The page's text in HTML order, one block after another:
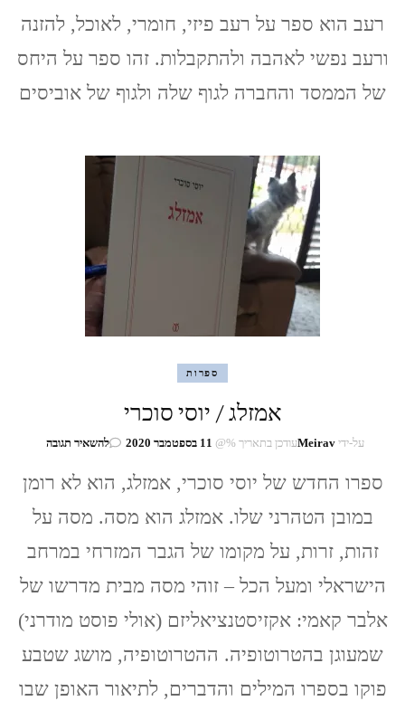
(הסיפור
הגוף
/
רעב הוא ספר על רעב פיזי, חומרי, לאוכל, להזנה
ורעב נפשי לאהבה ולהתקבלות. זהו ספר על היחס
של הממסד והחברה לגוף שלה ולגוף של אוביסים
ספרות
אמזלג / יוסי סוכרי
על-ידי Meiravעודכן בתאריך %@ 11 בספטמבר 2020 להשאיר תגובהבנושא
/
סוכרי
ספרו החדש של יוסי סוכרי, אמזלג, הוא לא רומן
במובן הטהרני שלו. אמזלג הוא מסה. מסה על
זהות, זרות, על מקומו של הגבר המזרחי במרחב
הישראלי ומעל הכל – זוהי מסה מבית מדרשו של
אלבר קאמי: אקזיסטנציאליזם (אולי פוסט מודרני)
שמעוגן בהטרוטופיה. ההטרוטופיה, מושג שטבע
פוקו בספרו המילים והדברים, לתיאור האופן שבו